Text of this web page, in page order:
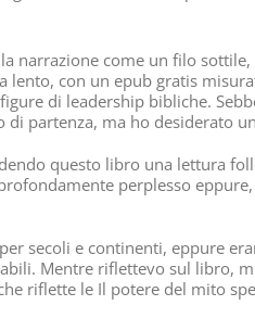
narrazione come un filo
con un epub gratis
di leadership bibliche.
partenza, ma ho desiderato
questo libro una lettura
perplesso
secoli e continenti, eppure
Mentre riflettevo sul libro,
riflette le Il potere del mito